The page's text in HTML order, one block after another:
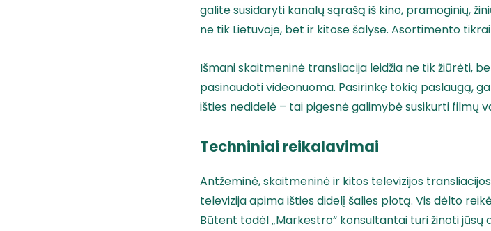
galite susidaryti kanalų sąrašą iš kino, pramoginių,
ne tik Lietuvoje, bet ir kitose šalyse. Asortimento
Išmani skaitmeninė transliacija leidžia ne tik žiūrėti,
pasinaudoti videonuoma. Pasirinkę tokią paslaugą,
išties nedidelė – tai pigesnė galimybė susikurti filmų
Techniniai reikalavimai
Antžeminė, skaitmeninė ir kitos televizijos
televizija apima išties didelį šalies plotą. Vis dėlto
Būtent todėl „Markestro“ konsultantai turi žinoti jūsų